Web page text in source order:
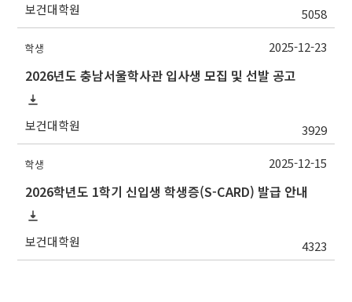
보건대학원 5058
학생
2026년도 충남서울학사관 입사생 모집 및 선발 공고
보건대학원 3929
2025-12-23
학생
2026학년도 1학기 신입생 학생증(S-CARD) 발급 안내
보건대학원 4323
2025-12-15